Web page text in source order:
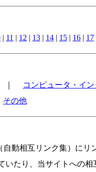
| 11 | 12 | 13 | 14 | 15 | 16 | 17
コンピュータ・イン
その他
動相互リンク集）にリ
いたり、当サイトへの